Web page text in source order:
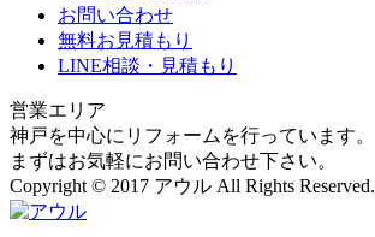
お問い合わせ
無料お見積もり
LINE相談・見積もり
営業エリア
神戸を中心にリフォームを行っています。
まずはお気軽にお問い合わせ下さい。
Copyright © 2017 アウル All Rights Reserved.